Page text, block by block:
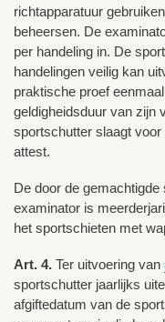
richtapparatuur
beheersen. De
per handeling in. De
handelingen veilig kan
praktische proef
geldigheidsduur van zijn
sportschutter slaagt
attest.
De door de
examinator is
het sportschieten met
Art. 4. Ter uitvoering van
sportschutter jaarlijks
afgiftedatum van de